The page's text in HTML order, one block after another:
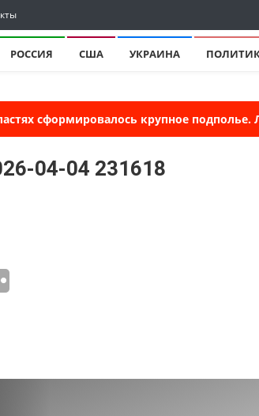
РОССИЯ США УКРАИНА
сформировалось крупное
04-04 231618